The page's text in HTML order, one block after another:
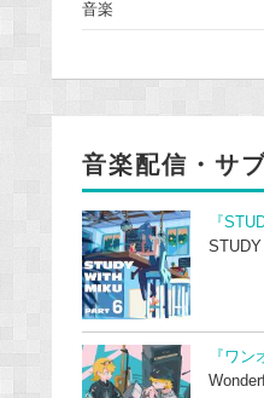
音楽
音楽配信・サ
『
『ワン